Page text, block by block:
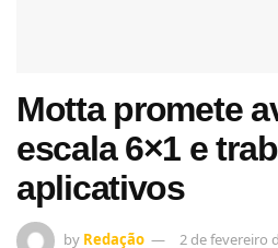
Motta promete
escala 6×1 e
aplicativos
by Redação 2 de fevereiro